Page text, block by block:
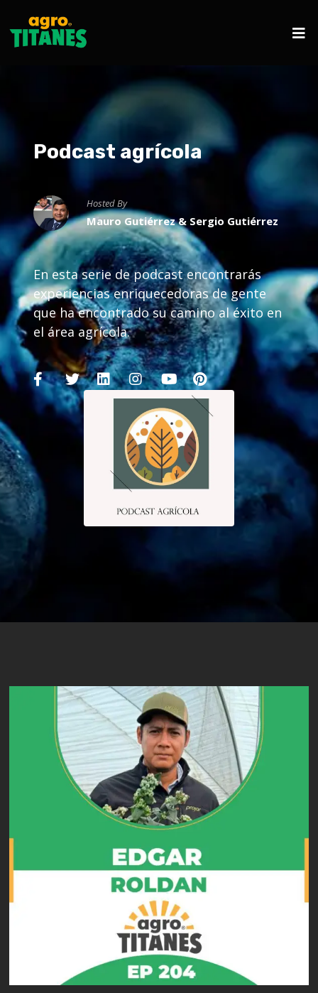
Podcast agrícola
Hosted By
Mauro Gutiérrez & Sergio Gutiérrez
En esta serie de podcast encontrarás
experiencias enriquecedoras de gente
que ha encontrado su camino al éxito en
el área agrícola.